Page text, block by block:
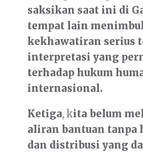
saksikan saat ini di
tempat lain
kekhawatiran serius
interpretasi yang
terhadap hukum
internasional.
Ketiga, kita belum
aliran bantuan tanpa
dan distribusi yang